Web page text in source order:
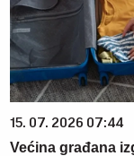
15. 07. 2026 07:44
Većina građana